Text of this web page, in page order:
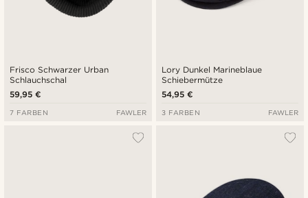
Frisco Schwarzer Urban
Schlauchschal
59,95 €
7 FARBEN FAWLER
Lory Dunkel Marineblaue
Schiebermütze
54,95 €
3 FARBEN FAWLER